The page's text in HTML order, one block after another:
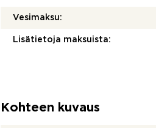
Vesimaksu:
Lisätietoja maksuista:
Kohteen kuvaus